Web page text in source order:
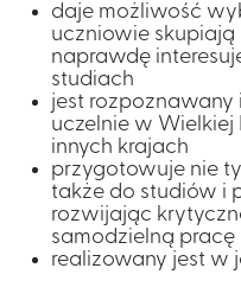
daje możliwość
uczniowie skupiają
naprawdę
studiach
jest rozpoznawany
uczelnie w Wielkiej
innych krajach
przygotowuje nie
także do studiów i
rozwijając
samodzielną pracę
realizowany jest w